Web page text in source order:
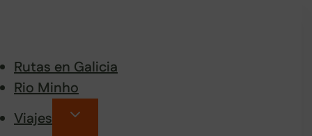
Rutas en Galicia
Rio Minho
Viajes